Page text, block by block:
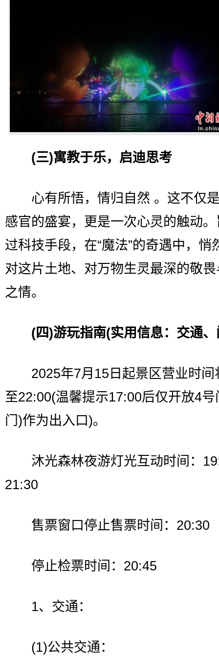
(三)寓教于乐，启迪思考
心有所悟，情归自然 。这不仅
感官的盛宴，更是一次心灵的触动
过科技手段，在“魔法”的奇遇中，悄
对这片土地、对万物生灵最深的敬
之情。
(四)游玩指南(实用信息：交通
2025年7月15日起景区营业时间
至22:00(温馨提示17:00后仅开放4号
门)作为出入口)。
沐光森林夜游灯光互动时间：
21:30
售票窗口停止售票时间：20:30
停止检票时间：20:45
1、交通：
(1)公共交通：